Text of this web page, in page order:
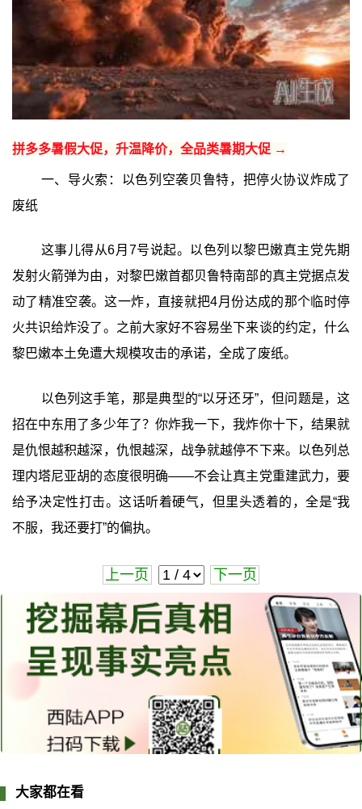
拼多多暑假大促，升温降价，全品类暑期大促 →
一、导火索：以色列空袭贝鲁特，把停火协议炸成了
废纸
这事儿得从6月7号说起。以色列以黎巴嫩真主党先期
发射火箭弹为由，对黎巴嫩首都贝鲁特南部的真主党据点发
动了精准空袭。这一炸，直接就把4月份达成的那个临时停
火共识给炸没了。之前大家好不容易坐下来谈的约定，什么
黎巴嫩本土免遭大规模攻击的承诺，全成了废纸。
以色列这手笔，那是典型的“以牙还牙”，但问题是，这
招在中东用了多少年了？你炸我一下，我炸你十下，结果就
是仇恨越积越深，仇恨越深，战争就越停不下来。以色列总
理内塔尼亚胡的态度很明确——不会让真主党重建武力，要
给予决定性打击。这话听着硬气，但里头透着的，全是“我
不服，我还要打”的偏执。
上一页 下一页
大家都在看